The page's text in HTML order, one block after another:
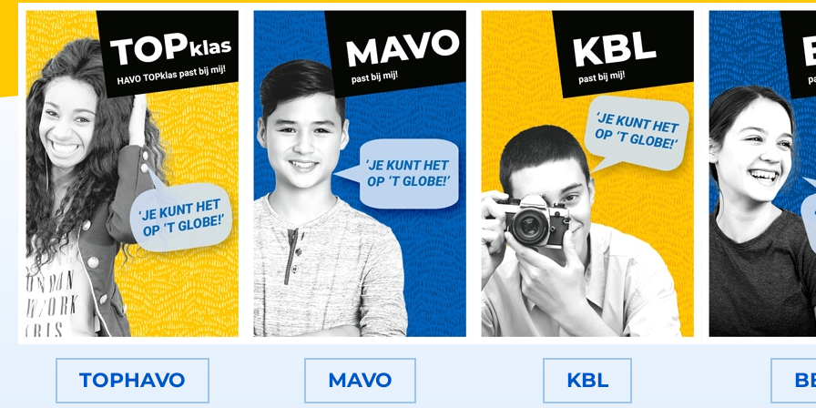
TOPHAVO MAVO KBL